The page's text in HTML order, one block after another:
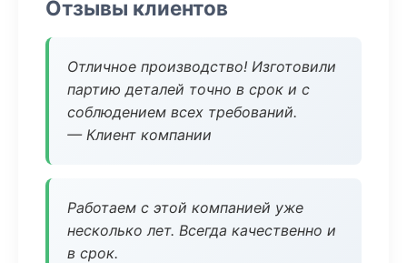
Отзывы клиентов
Отличное производство! Изготовили
партию деталей точно в срок и с
соблюдением всех требований.
— Клиент компании
Работаем с этой компанией уже
несколько лет. Всегда качественно и
в срок.